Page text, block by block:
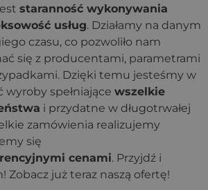
staranność wykonywania
usług. Działamy na danym
czasu, co pozwoliło nam
się z producentami, parametrami
Dzięki temu jesteśmy w
wyroby spełniające wszelkie
i przydatne w długotrwałej
zamówienia realizujemy
się
cenami. Przyjdź i
Zobacz już teraz naszą ofertę!